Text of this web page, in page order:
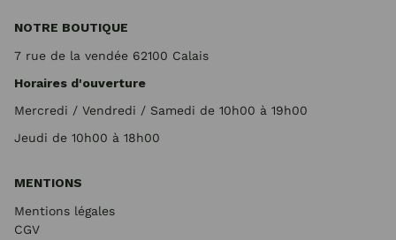
NOTRE BOUTIQUE
7 rue de la vendée 62100 Calais
Horaires d'ouverture
Mercredi / Vendredi / Samedi de 10h00 à 19h00
Jeudi de 10h00 à 18h00
MENTIONS
Mentions légales
CGV